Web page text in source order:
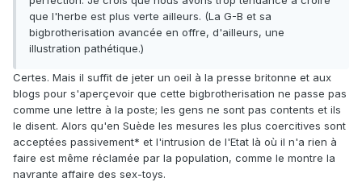
que l'herbe est plus verte ailleurs. (La G-B et sa
bigbrotherisation avancée en offre, d'ailleurs, une
illustration pathétique.)
Certes. Mais il suffit de jeter un oeil à la presse britonne et aux
blogs pour s'aperçevoir que cette bigbrotherisation ne passe pas
comme une lettre à la poste; les gens ne sont pas contents et ils
le disent. Alors qu'en Suède les mesures les plus coercitives sont
acceptées passivement* et l'intrusion de l'Etat là où il n'a rien à
faire est même réclamée par la population, comme le montre la
navrante affaire des sex-toys.